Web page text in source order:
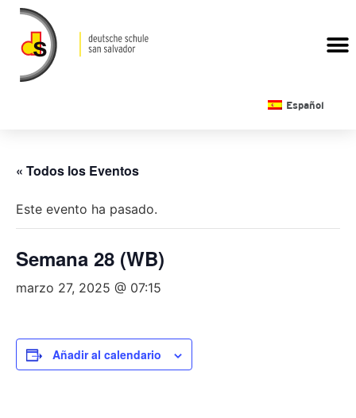
Español
« Todos los Eventos
Este evento ha pasado.
Semana 28 (WB)
marzo 27, 2025 @ 07:15
Añadir al calendario